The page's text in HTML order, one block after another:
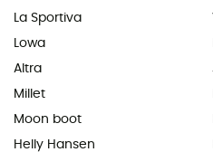
La Sportiva
Lowa
Altra
Millet
Moon boot
Helly Hansen